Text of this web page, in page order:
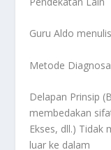
Guru Aldo
Metode Diagnosa
Delapan Prinsip
membedakan
Ekses, dll.) Tidak
luar ke dalam